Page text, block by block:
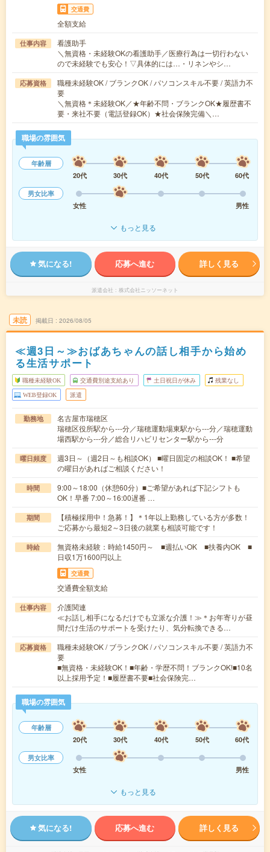
交通費
全額支給
仕事内容
看護助手
＼無資格・未経験OKの看護助手／医療行為は一切行わない
ので未経験でも安心！▽具体的には…・リネンやシ…
応募資格
職種未経験OK / ブランクOK / パソコンスキル不要 / 英語力不
要
＼無資格＊未経験OK／★年齢不問・ブランクOK★履歴書不
要・来社不要（電話登録OK）★社会保険完備＼…
職場の雰囲気
年齢層
20代
30代 40代 50代
60代
男女比率
女性
男性
もっと見る
気になる! 応募へ進む 詳しく見る
派遣会社 株式会社ニッソーネット
未読 掲載日 2026/08/05
≪週3日～≫おばあちゃんの話し相手から始め
る生活サポート
職種未経験OK 交通費別途支給あり 土日祝日が休み 残業なし
WEB登録OK 派遣
勤務地
名古屋市瑞穂区
瑞穂区役所駅から---分／瑞穂運動場東駅から---分／瑞穂運動
場西駅から---分／総合リハビリセンター駅から---分
曜日頻度
週3日～（週2日～も相談OK） ■曜日固定の相談OK！ ■希望
の曜日があればご相談ください！
時間
9:00～18:00（休憩60分）■ご希望があれば下記シフトも
OK！早番 7:00～16:00遅番 …
期間
【積極採用中！急募！】＊1年以上勤務している方が多数！
ご応募から最短2～3日後の就業も相談可能です！
時給
無資格未経験：時給1450円～ ■週払いOK ■扶養内OK ■
日収1万1600円以上
交通費
交通費全額支給
仕事内容
介護関連
≪お話し相手になるだけでも立派な介護！≫＊お年寄りが昼
間だけ生活のサポートを受けたり、気分転換できる…
応募資格
職種未経験OK / ブランクOK / パソコンスキル不要 / 英語力不
要
■無資格・未経験OK！■年齢・学歴不問！ブランクOK!■10名
以上採用予定！■履歴書不要■社会保険完…
職場の雰囲気
年齢層
20代
30代 40代 50代
60代
男女比率
女性
男性
もっと見る
気になる! 応募へ進む 詳しく見る